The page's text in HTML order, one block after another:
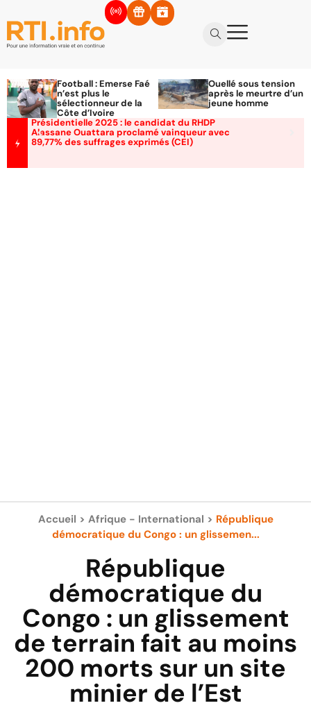
Football : Emerse Faé
n’est plus le
sélectionneur de la
Côte d’Ivoire
Ouellé sous tension
après le meurtre d’un
jeune homme
Présidentielle 2025 : le candidat du RHDP
Alassane Ouattara proclamé vainqueur avec
89,77% des suffrages exprimés (CEI)
Accueil > Afrique - International > République
démocratique du Congo : un glissemen...
République
démocratique du
Congo : un glissement
de terrain fait au moins
200 morts sur un site
minier de l’Est